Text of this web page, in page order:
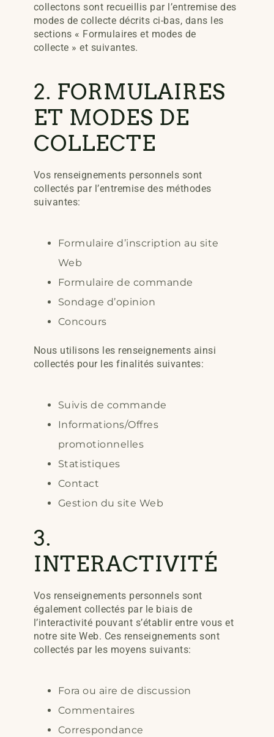
collectons sont recueillis par l’entremise des
modes de collecte décrits ci-bas, dans les
sections « Formulaires et modes de
collecte » et suivantes.
2. FORMULAIRES
ET MODES DE
COLLECTE
Vos renseignements personnels sont
collectés par l’entremise des méthodes
suivantes:
Formulaire d’inscription au site
Web
Formulaire de commande
Sondage d’opinion
Concours
Nous utilisons les renseignements ainsi
collectés pour les finalités suivantes:
Suivis de commande
Informations/Offres
promotionnelles
Statistiques
Contact
Gestion du site Web
3.
INTERACTIVITÉ
Vos renseignements personnels sont
également collectés par le biais de
l’interactivité pouvant s’établir entre vous et
notre site Web. Ces renseignements sont
collectés par les moyens suivants:
Fora ou aire de discussion
Commentaires
Correspondance